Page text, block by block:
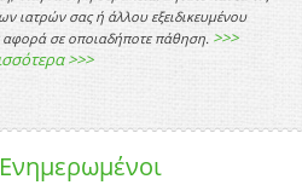
ιατρών σας ή άλλου εξειδικευμένου
αφορά σε οποιαδήποτε πάθηση. >>>
>>>
Ενημερωμένοι